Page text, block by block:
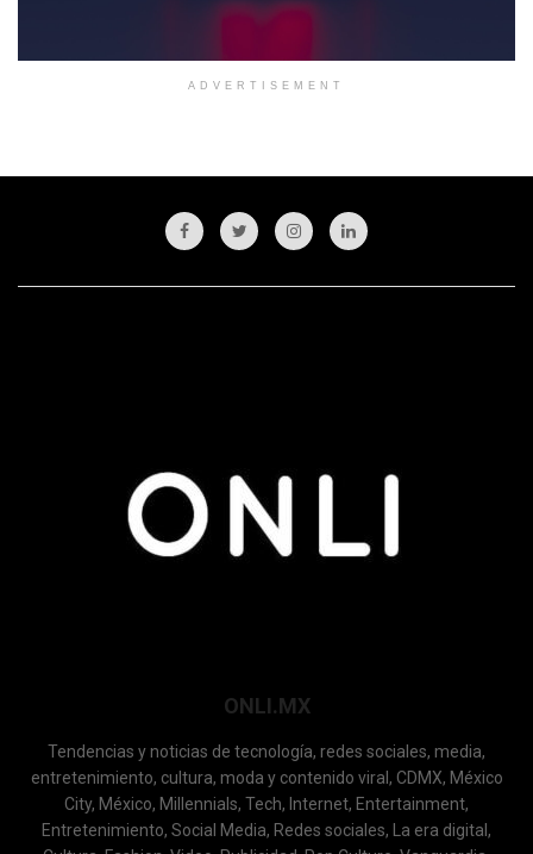
ADVERTISEMENT
ONLI.MX
Tendencias y noticias de tecnología, redes sociales, media,
entretenimiento, cultura, moda y contenido viral, CDMX, México
City, México, Millennials, Tech, Internet, Entertainment,
Entretenimiento, Social Media, Redes sociales, La era digital,